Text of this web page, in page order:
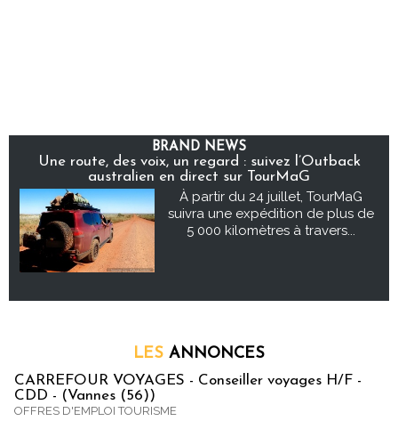
BRAND NEWS
Une route, des voix, un regard : suivez l’Outback
australien en direct sur TourMaG
À partir du 24 juillet, TourMaG
suivra une expédition de plus de
5 000 kilomètres à travers...
LES ANNONCES
CARREFOUR VOYAGES - Conseiller voyages H/F -
CDD - (Vannes (56))
OFFRES D'EMPLOI TOURISME